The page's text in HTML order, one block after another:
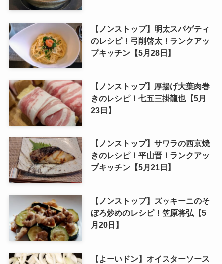
【ノンストップ】明太スパゲティ
のレシピ！弓削啓太！ランクアッ
プキッチン【5月28日】
【ノンストップ】厚揚げ大葉肉巻
きのレシピ！七五三掛龍也【5月
23日】
【ノンストップ】サワラの西京焼
きのレシピ！平山晋！ランクアッ
プキッチン【5月21日】
【ノンストップ】ズッキーニのそ
ぼろ炒めのレシピ！笠原将弘【5
月20日】
【よーいドン】オイスターソース